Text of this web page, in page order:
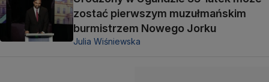
zostać pierwszym muzułmańskim
burmistrzem Nowego Jorku
Julia Wiśniewska